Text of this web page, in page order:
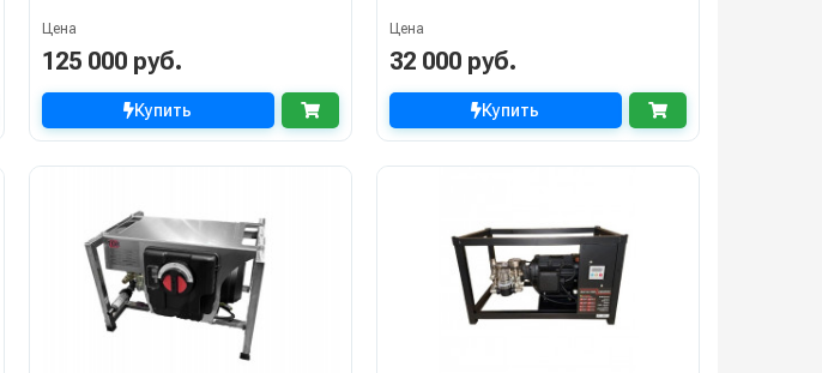
Цена
125 000 руб.
Купить
Цена
32 000 руб.
Купить